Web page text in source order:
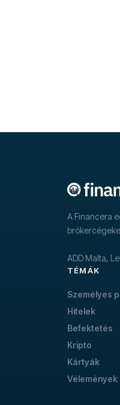
A Financera
ADD Malta,
TÉMÁK
Személyes
Hitelek
Befektetés
Kripto
Kártyák
Vélemények